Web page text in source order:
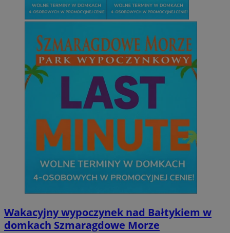
Wakacyjny wypoczynek nad Bałtykiem w
domkach Szmaragdowe Morze